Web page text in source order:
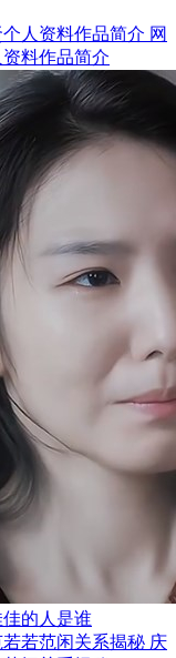
网
料作品简介
佳的人是谁
庆